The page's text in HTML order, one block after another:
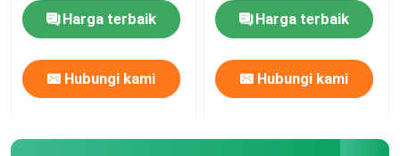
Harga terbaik
Hubungi kami
Harga terbaik
Hubungi kami